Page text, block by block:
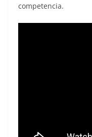
competencia.